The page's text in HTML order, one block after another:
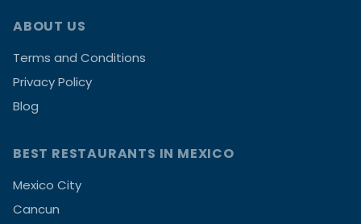
ABOUT US
Terms and Conditions
Privacy Policy
Blog
BEST RESTAURANTS IN MEXICO
Mexico City
Cancun